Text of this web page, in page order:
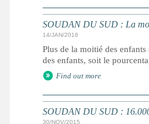
SOUDAN DU SUD : La
14/JAN/2016
Plus de la moitié des
des enfants, soit le
Find out more
SOUDAN DU SUD :
30/NOV/2015